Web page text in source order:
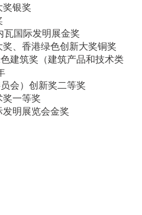
奖银奖
瓦国际发明展金奖
、香港绿色创新大奖铜奖
建筑奖（建筑产品和技术类
会）创新奖二等奖
一等奖
明展览会金奖